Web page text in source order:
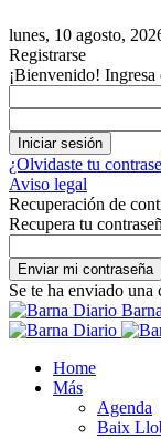
lunes, 10 agosto,
Registrarse
¡Bienvenido! Ingresa
¿Olvidaste tu
Aviso legal
Recuperación de
Recupera tu
Se te ha enviado una
Home
Más
Agenda
Baix